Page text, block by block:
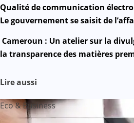
Mail
N
v
a
Qualité de communication
Le gouvernement se saisit de
Cameroun : Un atelier sur la
la transparence des matières
Lire aussi
Eco & Business